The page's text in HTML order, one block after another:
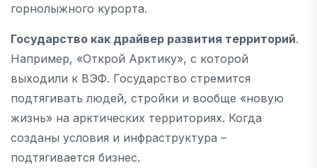
горнолыжного курорта.
Государство как драйвер развития территорий.
Например, «Открой Арктику», с которой
выходили к ВЭФ. Государство стремится
подтягивать людей, стройки и вообще «новую
жизнь» на арктических территориях. Когда
созданы условия и инфраструктура –
подтягивается бизнес.